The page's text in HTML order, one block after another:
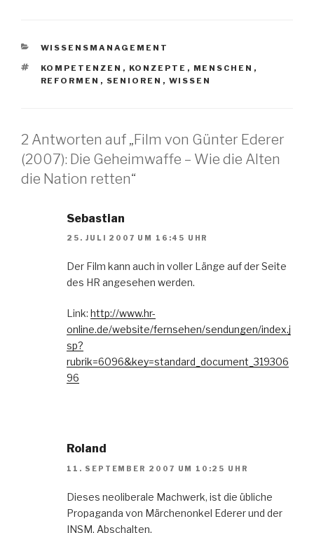
KATEGORIEN
WISSENSMANAGEMENT
SCHLAGWÖRTER
KOMPETENZEN , KONZEPTE , MENSCHEN ,
REFORMEN , SENIOREN , WISSEN
2 Antworten auf „Film von Günter Ederer
(2007): Die Geheimwaffe – Wie die Alten
die Nation retten“
Sebastian
25. JULI 2007 UM 16:45 UHR
Der Film kann auch in voller Länge auf der Seite
des HR angesehen werden.
Link: http://www.hr-
online.de/website/fernsehen/sendungen/index.j
sp?
rubrik=6096&key=standard_document_319306
96
Roland
11. SEPTEMBER 2007 UM 10:25 UHR
Dieses neoliberale Machwerk, ist die übliche
Propaganda von Märchenonkel Ederer und der
INSM. Abschalten.